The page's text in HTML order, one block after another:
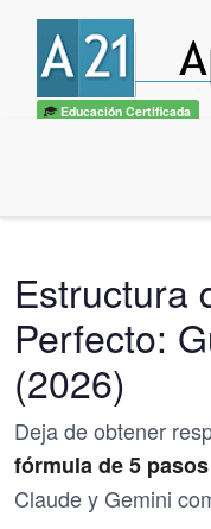
Quiero ser experto →
Educación Certificada
Estructura
Perfecto:
(2026)
Deja de obtener
fórmula de 5 pasos
Claude y Gemini